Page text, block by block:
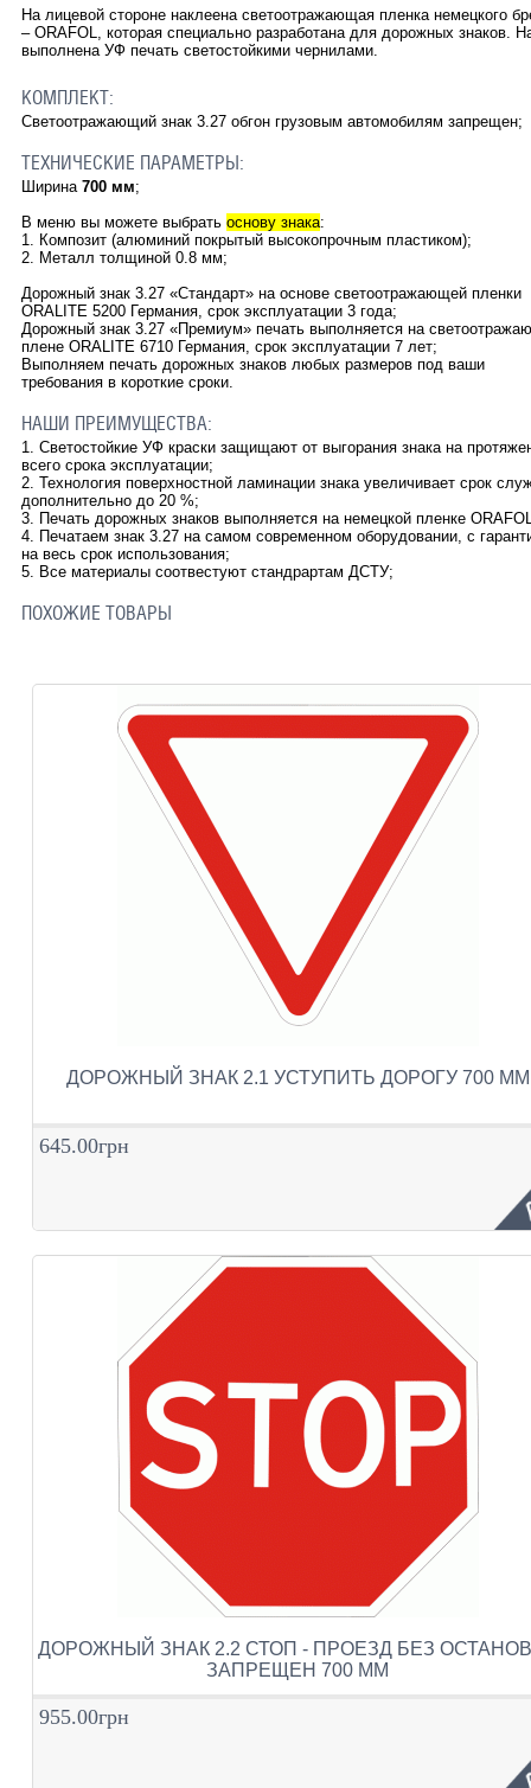
На лицевой стороне наклеена светоотражающая пленка немецкого
– ORAFOL, которая специально разработана для дорожных знаков.
выполнена УФ печать светостойкими чернилами.
КОМПЛЕКТ:
Светоотражающий знак 3.27 обгон грузовым автомобилям запрещен;
ТЕХНИЧЕСКИЕ ПАРАМЕТРЫ:
Ширина 700 мм;
В меню вы можете выбрать основу знака:
1. Композит (алюминий покрытый высокопрочным пластиком);
2. Металл толщиной 0.8 мм;
Дорожный знак 3.27 «Стандарт» на основе светоотражающей пленки
ORALITE 5200 Германия, срок эксплуатации 3 года;
Дорожный знак 3.27 «Премиум» печать выполняется на
плене ORALITE 6710 Германия, срок эксплуатации 7 лет;
Выполняем печать дорожных знаков любых размеров под ваши
требования в короткие сроки.
НАШИ ПРЕИМУЩЕСТВА:
1. Светостойкие УФ краски защищают от выгорания знака на
всего срока эксплуатации;
2. Технология поверхностной ламинации знака увеличивает срок
дополнительно до 20 %;
3. Печать дорожных знаков выполняется на немецкой пленке
4. Печатаем знак 3.27 на самом современном оборудовании, с
на весь срок использования;
5. Все материалы соотвестуют стандрартам ДСТУ;
ПОХОЖИЕ ТОВАРЫ
ДОРОЖНЫЙ ЗНАК 2.1 УСТУПИТЬ ДОРОГУ 700 ММ
645.00грн
ДОРОЖНЫЙ ЗНАК 2.2 СТОП - ПРОЕЗД БЕЗ
ЗАПРЕЩЕН 700 ММ
955.00грн